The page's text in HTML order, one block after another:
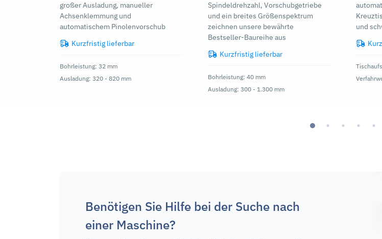
großer Ausladung, manueller
Achsenklemmung und
automatischem Pinolenvorschub
Kurzfristig lieferbar
Bohrleistung: 32 mm
Ausladung: 320 - 820 mm
Spindeldrehzahl, Vorschubgetriebe
und ein breites Größenspektrum
zeichnen unsere bewährte
Bestseller-Baureihe aus
Kurzfristig lieferbar
Bohrleistung: 40 mm
Ausladung: 300 - 1.300 mm
und
Benötigen Sie Hilfe bei der Suche nach
einer Maschine?